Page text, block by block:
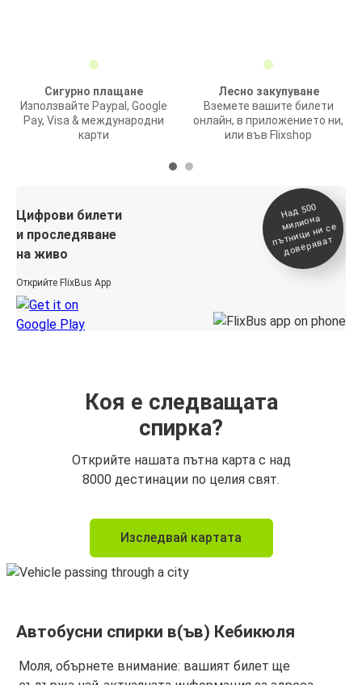
Сигурно плащане
Използвайте Paypal, Google
Pay, Visa & международни
карти
Лесно закупуване
Вземете вашите билети
онлайн, в приложението ни,
или във Flixshop
Цифрови билети
и проследяване
на живо
Открийте FlixBus App
На
д 500
милиона
п
ътници ни се
доверяват
Коя е следващата
спирка?
Открийте нашата пътна карта с над
8000 дестинации по целия свят.
Изследвай картата
Автобусни спирки в(ъв) Кебикюля
Моля, обърнете внимание: вашият билет ще